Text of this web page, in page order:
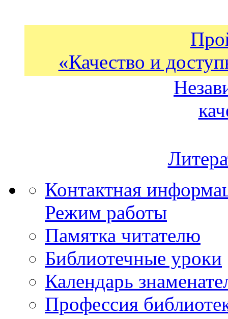
«Качество и
Контактная
Режим работы
Памятка читателю
Библиотечные уроки
Календарь
Профессия